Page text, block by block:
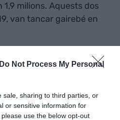
Do Not Process My Personal
sale, sharing to third parties, or
or sensitive information for
use the below opt-out
1,9 milions. Aquests dos
van tancar gairebé en
senzill conèixer
de la companyia, sí que
patrimonial
MTD), mentre que el seu